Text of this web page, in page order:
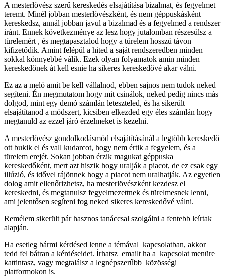
A mesterlövész szerű kereskedés elsajátítása bizalmat, és fegyelmet
teremt. Minél jobban mesterlövészként, és nem géppuskásként
kereskedsz, annál jobban javul a bizalmad és a fegyelmed a rendszer
iránt. Ennek következménye az lesz hogy jutalomban részesülsz a
türelemért , és megtapasztalod hogy a türelem hosszú távon
kifizetődik. Amint felépül a hited a saját rendszeredben minden
sokkal könnyebbé válik. Ezek olyan folyamatok amin minden
kereskedőnek át kell esnie ha sikeres kereskedővé akar válni.
Ez az a meló amit be kell vállalnod, ebben sajnos nem tudok neked
segíteni. Én megmutatom hogy mit csinálok, neked pedig nincs más
dolgod, mint egy demó számlán leteszteled, és ha sikerült
elsajátítanod a módszert, kicsiben elkezded egy éles számlán hogy
megtanuld az ezzel járó érzelmeket is kezelni.
A mesterlövész gondolkodásmód elsajátításánál a legtöbb kereskedő
ott bukik el és vall kudarcot, hogy nem értik a fegyelem, és a
türelem erejét. Sokan jobban érzik magukat géppuska
kereskedőként, mert azt hiszik hogy uralják a piacot, de ez csak egy
illúzió, és idővel rájönnek hogy a piacot nem uralhatják. Az egyetlen
dolog amit ellenőrizhetsz, ha mesterlövészként kezdesz el
kereskedni, és megtanulsz fegyelmezettnek és türelmesnek lenni,
ami jelentősen segíteni fog neked sikeres kereskedővé válni.
Remélem sikerült pár hasznos tanáccsal szolgálni a fentebb leírtak
alapján.
Ha esetleg bármi kérdésed lenne a témával kapcsolatban, akkor
tedd fel bátran a kérdéseidet. Írhatsz emailt ha a kapcsolat menüre
kattintasz, vagy megtalálsz a legnépszerűbb közösségi
platformokon is.